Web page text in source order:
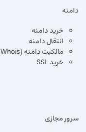
دامنه
خرید دامنه
انتقال دامنه
مالکیت دامنه (Whois)
خرید SSL
سرور مجازی